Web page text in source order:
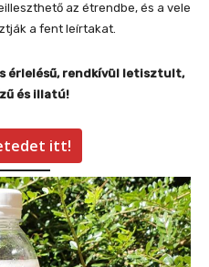
az étrendbe, és a vele
a fent leírtakat.
érlelésű, rendkívül letisztult,
és illatú!
itt!